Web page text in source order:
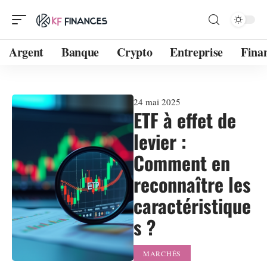
Argent Banque Crypto Entreprise
24 mai 2025
ETF à effet de
levier :
Comment en
reconnaître les
caractéristique
s ?
MARCHÉS